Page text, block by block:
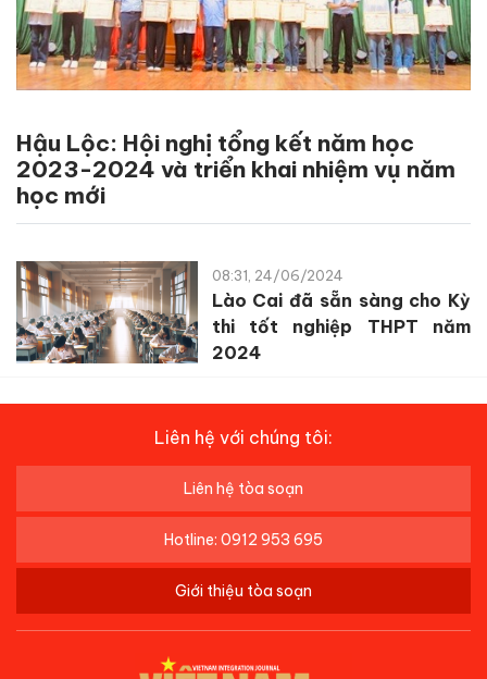
Hậu Lộc: Hội nghị tổng kết năm học
2023-2024 và triển khai nhiệm vụ năm
học mới
08:31, 24/06/2024
Lào Cai đã sẵn sàng cho Kỳ
thi tốt nghiệp THPT năm
2024
Liên hệ với chúng tôi:
Liên hệ tòa soạn
Hotline: 0912 953 695
Giới thiệu tòa soạn